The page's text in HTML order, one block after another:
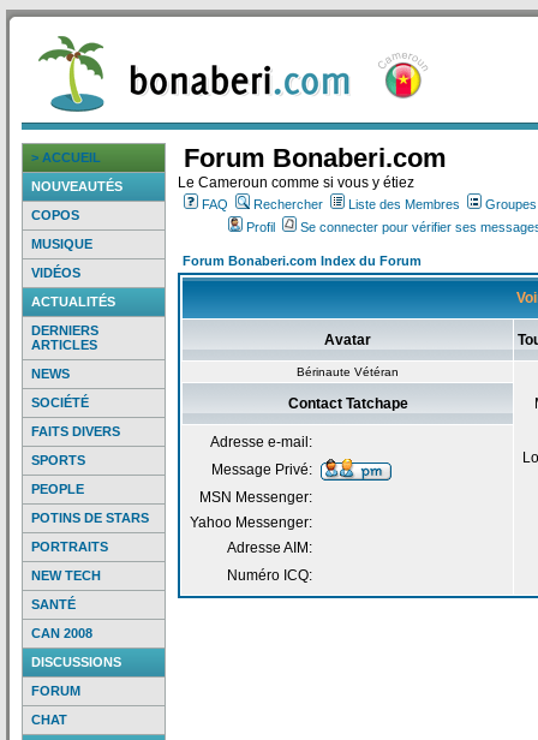
> ACCUEIL
NOUVEAUTÉS
COPOS
MUSIQUE
VIDÉOS
ACTUALITÉS
DERNIERS
ARTICLES
NEWS
SOCIÉTÉ
FAITS DIVERS
SPORTS
PEOPLE
POTINS DE STARS
PORTRAITS
NEW TECH
SANTÉ
CAN 2008
DISCUSSIONS
FORUM
CHAT
Forum Bonaberi.com
Le Cameroun comme si vous y étiez
FAQ Rechercher Liste des Membres
Profil
Se connecter pour vérifier ses
Forum Bonaberi.com Index du Forum
Avatar
Bérinaute Vétéran
Contact Tatchape
Adresse e-mail:
Message Privé:
MSN Messenger:
Yahoo Messenger:
Adresse AIM:
Numéro ICQ: